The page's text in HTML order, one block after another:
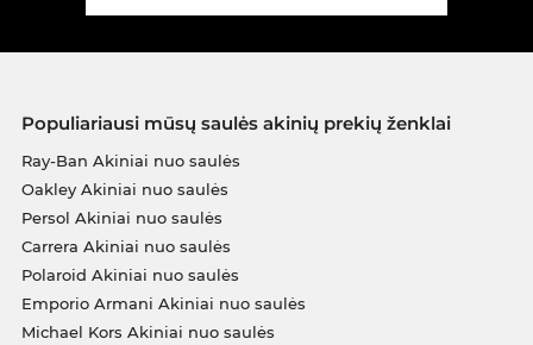
Populiariausi mūsų saulės akinių prekių ženklai
Ray-Ban Akiniai nuo saulės
Oakley Akiniai nuo saulės
Persol Akiniai nuo saulės
Carrera Akiniai nuo saulės
Polaroid Akiniai nuo saulės
Emporio Armani Akiniai nuo saulės
Michael Kors Akiniai nuo saulės